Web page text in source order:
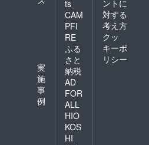
実
施
事
例
ts
CAM
PFI
RE
ふる
さと
納税
AD
FOR
ALL
HIO
KOS
HI
ントに
対する
考え方
クッ
キーポ
リシー